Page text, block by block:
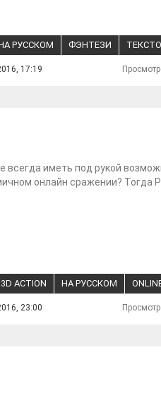
РУССКОМ ФЭНТЕЗИ
17:19
всегда иметь под рукой
онлайн сражении? Тогда
3D ACTION НА РУССКОМ
23:00